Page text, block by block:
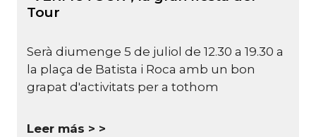
Tour
Serà diumenge 5 de juliol de 12.30 a 19.30 a
la plaça de Batista i Roca amb un bon
grapat d'activitats per a tothom
Leer más >